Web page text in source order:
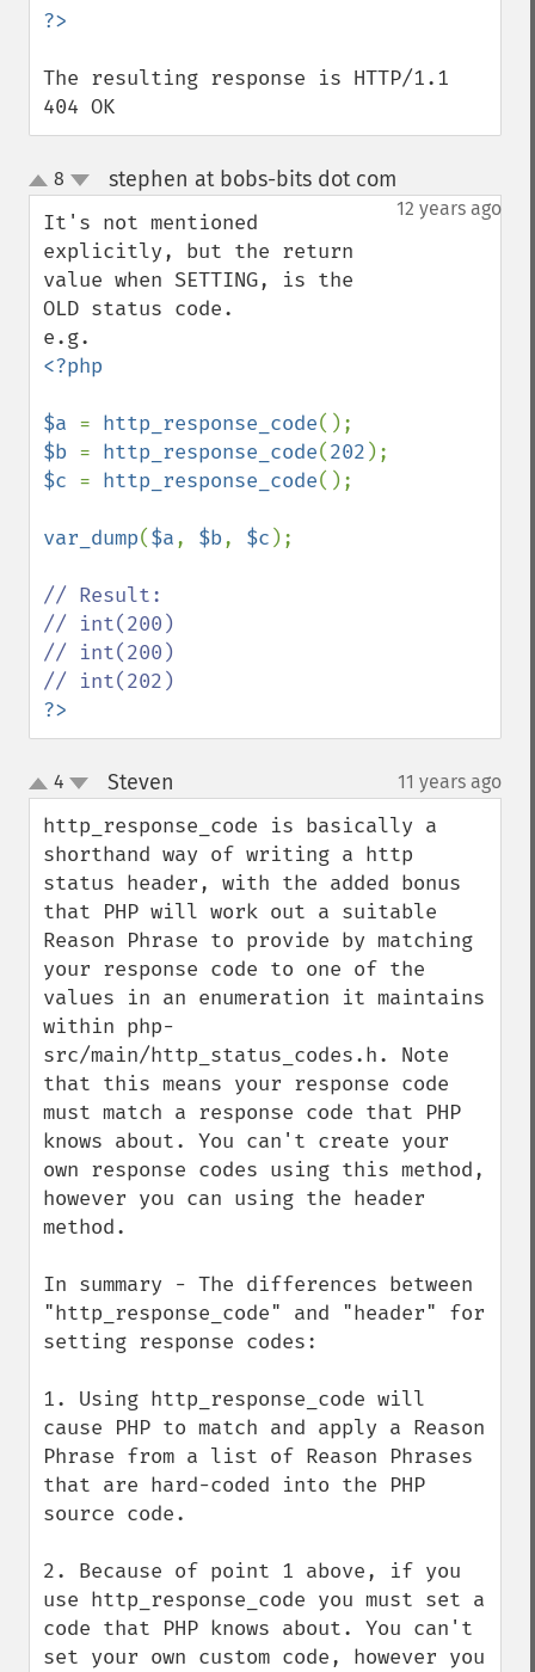
The resulting response is HTTP/1.1
404 OK
up
down
8 stephen at bobs-bits dot com
12 years ago
It's not mentioned
explicitly, but the return
value when SETTING, is the
OLD status code.
<?php
$a = http_response_code
$b = http_response_code(202
$c = http_response_code();
var_dump($a, $b, $c );
// Result:
// int(200)
// int(200)
?>
up
down
4 Steven 11 years ago
http_response_code is basically a
shorthand way of writing a http
status header, with the added bonus
that PHP will work out a suitable
Reason Phrase to provide by matching
your response code to one of the
values in an enumeration it maintains
within php-
src/main/http_status_codes.h. Note
that this means your response code
must match a response code that PHP
knows about. You can't create your
own response codes using this method,
however you can using the header
method.
In summary - The differences between
"http_response_code" and "header" for
setting response codes:
1. Using http_response_code will
cause PHP to match and apply a Reason
Phrase from a list of Reason Phrases
that are hard-coded into the PHP
source code.
2. Because of point 1 above, if you
use http_response_code you must set a
code that PHP knows about. You can't
set your own custom code, however you